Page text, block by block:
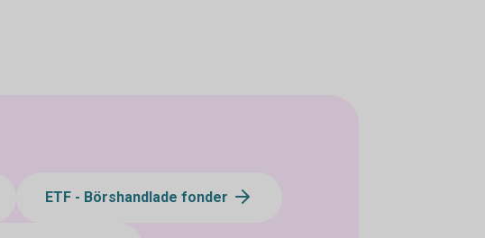
ETF - Börshandlade fonder